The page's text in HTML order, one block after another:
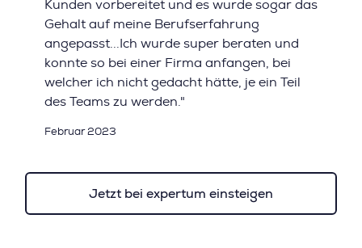
Kunden vorbereitet und es wurde sogar das
Gehalt auf meine Berufserfahrung
angepasst...Ich wurde super beraten und
konnte so bei einer Firma anfangen, bei
welcher ich nicht gedacht hätte, je ein Teil
des Teams zu werden."
Februar 2023
Jetzt bei expertum einsteigen